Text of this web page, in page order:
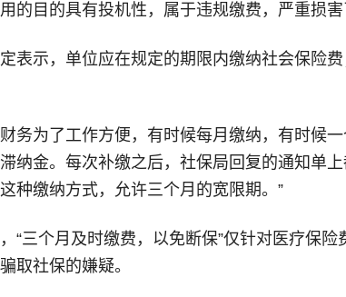
的目的具有投机性，属于违规缴费，严重损害
表示，单位应在规定的期限内缴纳社会保险
务为了工作方便，有时候每月缴纳，有时候
纳金。每次补缴之后，社保局回复的通知单
种缴纳方式，允许三个月的宽限期。”
“三个月及时缴费，以免断保”仅针对医疗保
取社保的嫌疑。